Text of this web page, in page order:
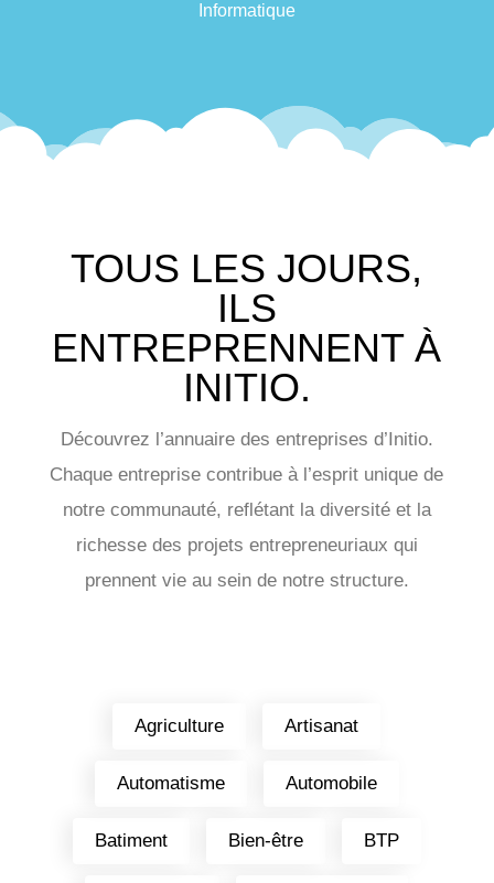
Informatique
TOUS LES JOURS,
ILS
ENTREPRENNENT À
INITIO.
Découvrez l’annuaire des entreprises d’Initio.
Chaque entreprise contribue à l’esprit unique de
notre communauté, reflétant la diversité et la
richesse des projets entrepreneuriaux qui
prennent vie au sein de notre structure.
Agriculture Artisanat
Automatisme Automobile
Batiment Bien-être BTP